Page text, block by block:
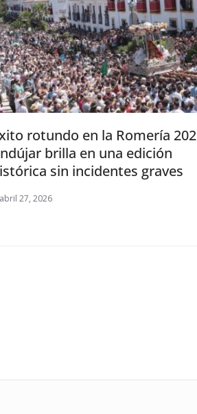
rotundo en la Romería
brilla en una edición
sin incidentes graves
abril 27, 2026